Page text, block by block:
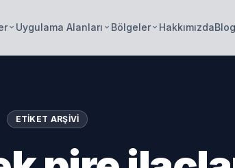
keyboard_arrow_down Uygulama Alanları keyboard_arrow_down Bölgelerkeyboard_arrow_down HakkımızdaBlog
ETIKET ARŞIVI